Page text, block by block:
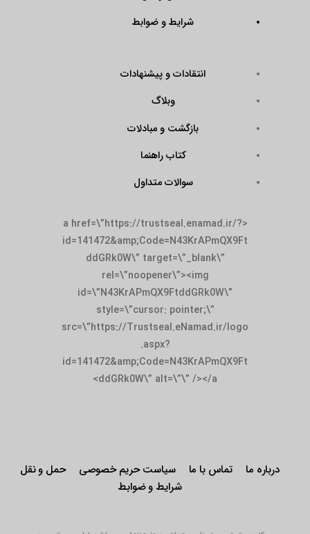
شرایط و ضوابط
انتقادات و پیشنهادات
وبلاگ
بازگشت و مبادلات
کتاب راهنما
سوالات متداول
<a href=\”https://trustseal.enamad.ir/?
id=141472&amp;Code=N43KrAPmQX9Ft
ddGRk0W\” target=\”_blank\”
rel=\”noopener\”><img
id=\”N43KrAPmQX9FtddGRk0W\”
style=\”cursor: pointer;\”
src=\”https://Trustseal.eNamad.ir/logo
.aspx?
id=141472&amp;Code=N43KrAPmQX9Ft
ddGRk0W\” alt=\”\” /></a>
درباره ما تماس با ما سیاست حریم خصوصی
حمل و نقل
شرایط و ضوابط